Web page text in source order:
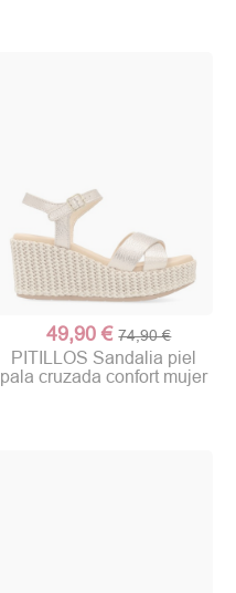
49,90 € 74,90 €
PITILLOS Sandalia piel
pala cruzada confort mujer